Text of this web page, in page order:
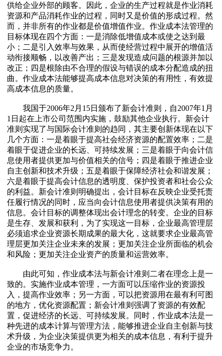
供给企业外部的顾客。因此，企业的生产过程就是作业消耗
资源和产品消耗作业的过程，同时又是价值的形成过程。然
而，并非所有的作业都是价值增值作业。作业成本法管理的
目标体现在四个方面：一是消除低增值成本或使之达到最
小；二是引入效率与效果，从而使经营过程中展开的增值活
动衔接顺畅，以改善产出；三是发现造成问题的根源并加以
改正；四是根除由不合理的假设与错误的成本分配造成的扭
曲。作业成本法能够提高成本信息对决策的有用性，有效提
高成本信息的质量。
我国于2006年2月15日颁布了新会计准则，自2007年1月
1日起在上市公司范围内实施，鼓励其他企业执行。新会计
准则实现了与国际会计准则的趋同，其主要创新体现在以下
几个方面：一是着眼于提高社会经济资源的配置效率；二是
着眼于促进企业的长远、可持续发展；三是着眼于向会计信
息使用者提供更加与价值相关的信号；四是着眼于推进企业
自主创新和技术升级；五是着眼于保障经济社会和谐发展；
六是着眼于提高会计信息的透明度、保护投资者和社会公众
的利益。新会计准则明确提出，会计目标在反映企业受托责
任履行情况的同时，应当向会计信息使用者提供决策有用的
信息。会计目标的调整体现出会计理念的转变。企业的目标
是生存、发展和获利，为了实现这一目标，企业最高管理层
必须追求企业资源长期成果的最大化，这就要求企业最高管
理层更加关注企业未来的发展；更加关注企业所面临的机会
和风险；更加关注企业资产的质量和运营效率。
由此可知，作业成本法与新会计准则二者在理念上是一
致的。实施作业成本管理，一方面可以压缩作业的资源投
入，提高作业效率；另一方面，可以把资源用在最有利可图
的地方，优化资源配置；新会计准则强调了资源的有效配
置，促进经济的长远、可持续发展。同时，作业成本法是一
种先进的成本计算与管理方法，能够推进企业自主创新与技
术升级，为企业决策提供更为相关的成本信息，有利于提升
企业的市场竞争力。